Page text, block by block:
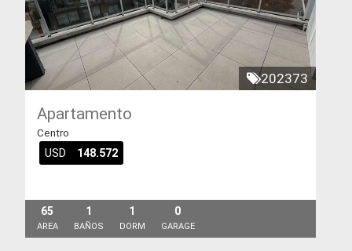
202373
Apartamento
Centro
USD 148.572
65
AREA
1
BAÑOS
1
DORM
0
GARAGE